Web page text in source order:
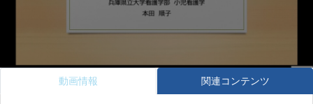
動画情報 関連コンテンツ